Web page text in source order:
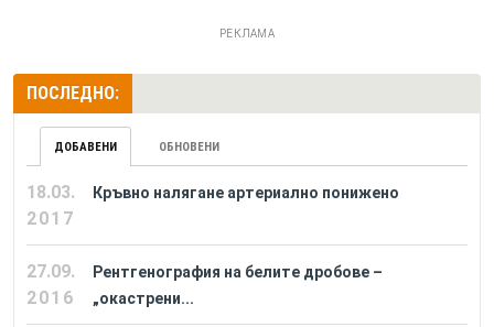
РЕКЛАМА
ПОСЛЕДНО:
ДОБАВЕНИ ОБНОВЕНИ
18.03.
2017
Кръвно налягане артериално понижено
27.09.
2016
Рентгенография на белите дробове –
„окастрени...